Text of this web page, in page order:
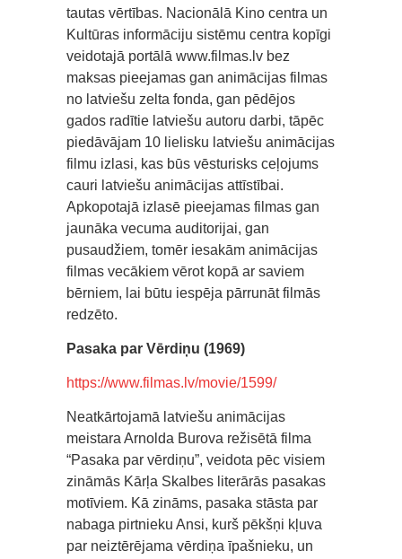
tautas vērtības. Nacionālā Kino centra un
Kultūras informāciju sistēmu centra kopīgi
veidotajā portālā www.filmas.lv bez
maksas pieejamas gan animācijas filmas
no latviešu zelta fonda, gan pēdējos
gados radītie latviešu autoru darbi, tāpēc
piedāvājam 10 lielisku latviešu animācijas
filmu izlasi, kas būs vēsturisks ceļojums
cauri latviešu animācijas attīstībai.
Apkopotajā izlasē pieejamas filmas gan
jaunāka vecuma auditorijai, gan
pusaudžiem, tomēr iesakām animācijas
filmas vecākiem vērot kopā ar saviem
bērniem, lai būtu iespēja pārrunāt filmās
redzēto.
Pasaka par Vērdiņu (1969)
https://www.filmas.lv/movie/1599/
Neatkārtojamā latviešu animācijas
meistara Arnolda Burova režisētā filma
“Pasaka par vērdiņu”, veidota pēc visiem
zināmās Kārļa Skalbes literārās pasakas
motīviem. Kā zināms, pasaka stāsta par
nabaga pirtnieku Ansi, kurš pēkšņi kļuva
par neiztērējama vērdiņa īpašnieku, un